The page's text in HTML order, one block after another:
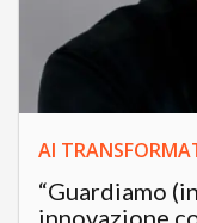
AI
“Guardiamo